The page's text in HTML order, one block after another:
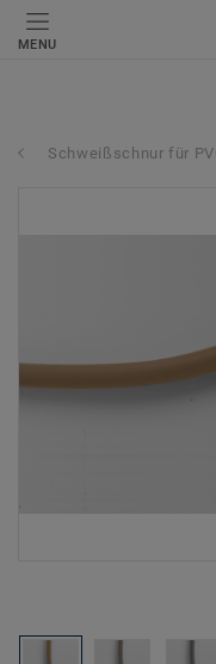
MENU
Schweißschnur für